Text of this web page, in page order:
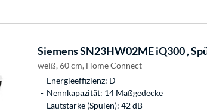
SiemensSN23HW02ME iQ300 ,
weiß, 60 cm, Home Connect
Energieeffizienz: D
Nennkapazität: 14 Maßgedecke
Lautstärke (Spülen): 42 dB